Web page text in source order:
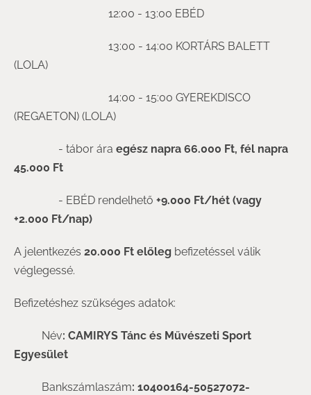
12:00 - 13:00 EBÉD
13:00 - 14:00 KORTÁRS BALETT
(LOLA)
14:00 - 15:00 GYEREKDISCO
(REGAETON) (LOLA)
- tábor ára egész napra 66.000 Ft, fél napra
45.000 Ft
- EBÉD rendelhető +9.000 Ft/hét (vagy
+2.000 Ft/nap)
A jelentkezés 20.000 Ft előleg befizetéssel válik
véglegessé.
Befizetéshez szükséges adatok:
Név: CAMIRYS Tánc és Művészeti Sport
Egyesület
Bankszámlaszám: 10400164-50527072-